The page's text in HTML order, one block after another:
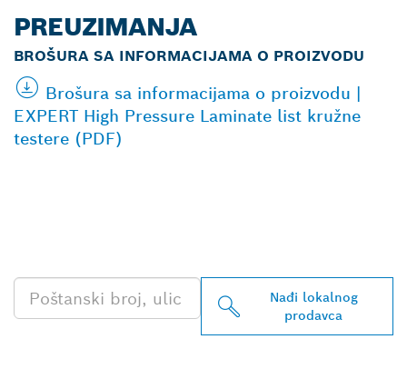
PREUZIMANJA
BROŠURA SA INFORMACIJAMA O PROIZVODU
Brošura sa informacijama o proizvodu |
EXPERT High Pressure Laminate list kružne
testere (PDF)
Nađi lokalnog
prodavca